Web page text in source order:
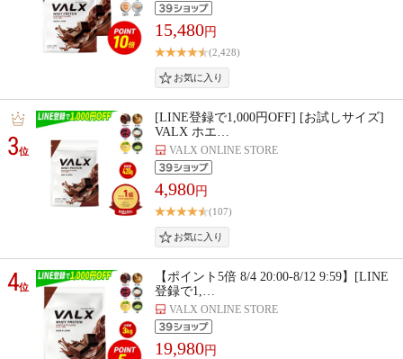
15,480円
(2,428)
3位
[LINE登録で1,000円OFF] [お試しサイズ]
VALX ホエ…
VALX ONLINE STORE
4,980円
(107)
4位
【ポイント5倍 8/4 20:00-8/12 9:59】[LINE
登録で1,…
VALX ONLINE STORE
19,980円